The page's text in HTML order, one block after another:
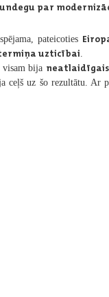
par
pateicoties
uzticībai.
visam bija
ceļš uz šo rezultātu. Ar